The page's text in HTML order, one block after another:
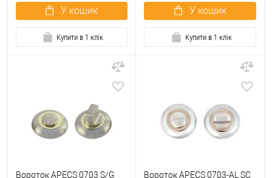
У кошик
Купити в 1 клік
У кошик
Купити в 1 клік
Вороток APECS 0703 S/G
Вороток APECS 0703-AL SC